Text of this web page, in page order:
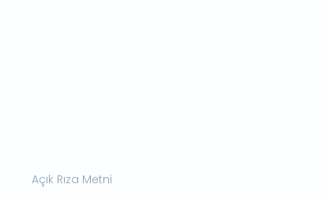
Açık Rıza Metni